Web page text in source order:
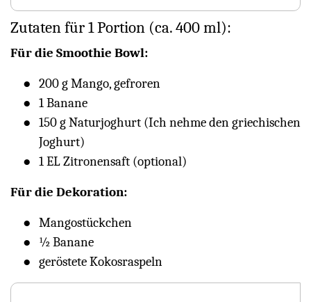
Zutaten für 1 Portion (ca. 400 ml):
Für die Smoothie Bowl:
200 g Mango, gefroren
1 Banane
150 g Naturjoghurt (Ich nehme den griechischen
Joghurt)
1 EL Zitronensaft (optional)
Für die Dekoration:
Mangostückchen
½ Banane
geröstete Kokosraspeln